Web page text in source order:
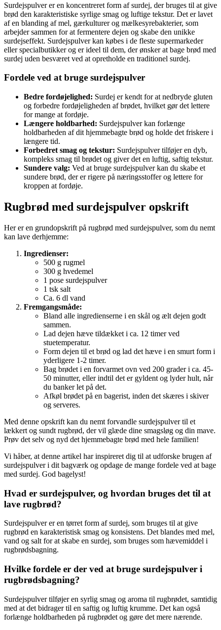
Surdejspulver er en koncentreret form af surdej, der bruges til at give
brød den karakteristiske syrlige smag og luftige tekstur. Det er lavet
af en blanding af mel, gærkulturer og mælkesyrebakterier, som
arbejder sammen for at fermentere dejen og skabe den unikke
surdejseffekt. Surdejspulver kan købes i de fleste supermarkeder
eller specialbutikker og er ideel til dem, der ønsker at bage brød med
surdej uden besværet ved at opretholde en traditionel surdej.
Fordele ved at bruge surdejspulver
Bedre fordøjelighed: Surdej er kendt for at nedbryde gluten
og forbedre fordøjeligheden af brødet, hvilket gør det lettere
for mange at fordøje.
Længere holdbarhed: Surdejspulver kan forlænge
holdbarheden af dit hjemmebagte brød og holde det friskere i
længere tid.
Forbedret smag og tekstur: Surdejspulver tilføjer en dyb,
kompleks smag til brødet og giver det en luftig, saftig tekstur.
Sundere valg: Ved at bruge surdejspulver kan du skabe et
sundere brød, der er rigere på næringsstoffer og lettere for
kroppen at fordøje.
Rugbrød med surdejspulver opskrift
Her er en grundopskrift på rugbrød med surdejspulver, som du nemt
kan lave derhjemme:
Ingredienser:
500 g rugmel
300 g hvedemel
1 pose surdejspulver
1 tsk salt
Ca. 6 dl vand
Fremgangsmåde:
Bland alle ingredienserne i en skål og ælt dejen godt
sammen.
Lad dejen hæve tildækket i ca. 12 timer ved
stuetemperatur.
Form dejen til et brød og lad det hæve i en smurt form i
yderligere 1-2 timer.
Bag brødet i en forvarmet ovn ved 200 grader i ca. 45-
50 minutter, eller indtil det er gyldent og lyder hult, når
du banker let på det.
Afkøl brødet på en bagerist, inden det skæres i skiver
og serveres.
Med denne opskrift kan du nemt forvandle surdejspulver til et
lækkert og sundt rugbrød, der vil glæde dine smagsløg og din mave.
Prøv det selv og nyd det hjemmebagte brød med hele familien!
Vi håber, at denne artikel har inspireret dig til at udforske brugen af
surdejspulver i dit bagværk og opdage de mange fordele ved at bage
med surdej. God bagelyst!
Hvad er surdejspulver, og hvordan bruges det til at
lave rugbrød?
Surdejspulver er en tørret form af surdej, som bruges til at give
rugbrød en karakteristisk smag og konsistens. Det blandes med mel,
vand og salt for at skabe en surdej, som bruges som hævemiddel i
rugbrødsbagning.
Hvilke fordele er der ved at bruge surdejspulver i
rugbrødsbagning?
Surdejspulver tilføjer en syrlig smag og aroma til rugbrødet, samtidig
med at det bidrager til en saftig og luftig krumme. Det kan også
forlænge holdbarheden på rugbrødet og gøre det mere nærende.